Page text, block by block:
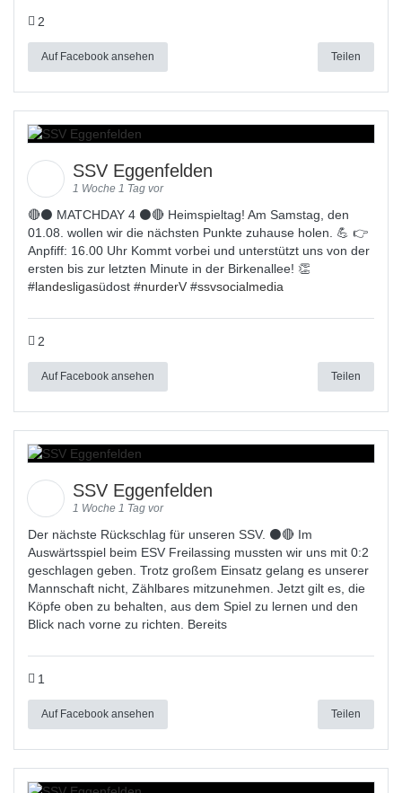
2
Auf Facebook ansehen Teilen
SSV Eggenfelden
1 Woche 1 Tag vor
🔴⚫ MATCHDAY 4 ⚫🔴 Heimspieltag! Am Samstag, den
01.08. wollen wir die nächsten Punkte zuhause holen. 💪 👉
Anpfiff: 16.00 Uhr Kommt vorbei und unterstützt uns von der
ersten bis zur letzten Minute in der Birkenallee! 👏
#landesligasüdost #nurderV #ssvsocialmedia
2
Auf Facebook ansehen Teilen
SSV Eggenfelden
1 Woche 1 Tag vor
Der nächste Rückschlag für unseren SSV. ⚫🔴 Im
Auswärtsspiel beim ESV Freilassing mussten wir uns mit 0:2
geschlagen geben. Trotz großem Einsatz gelang es unserer
Mannschaft nicht, Zählbares mitzunehmen. Jetzt gilt es, die
Köpfe oben zu behalten, aus dem Spiel zu lernen und den
Blick nach vorne zu richten. Bereits
1
Auf Facebook ansehen Teilen